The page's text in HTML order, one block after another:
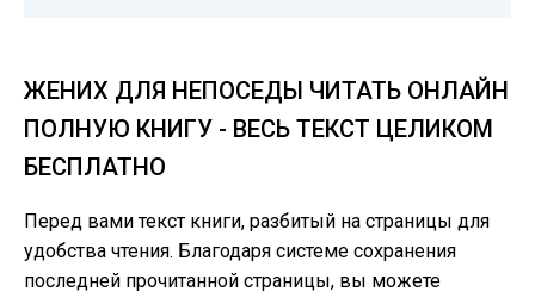
ЖЕНИХ ДЛЯ НЕПОСЕДЫ ЧИТАТЬ ОНЛАЙН
ПОЛНУЮ КНИГУ - ВЕСЬ ТЕКСТ ЦЕЛИКОМ
БЕСПЛАТНО
Перед вами текст книги, разбитый на страницы для
удобства чтения. Благодаря системе сохранения
последней прочитанной страницы, вы можете